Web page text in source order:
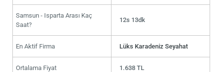
Samsun - Isparta Arası Kaç
Saat?
12s 13dk
En Aktif Firma Lüks Karadeniz Seyahat
Ortalama Fiyat 1.638 TL